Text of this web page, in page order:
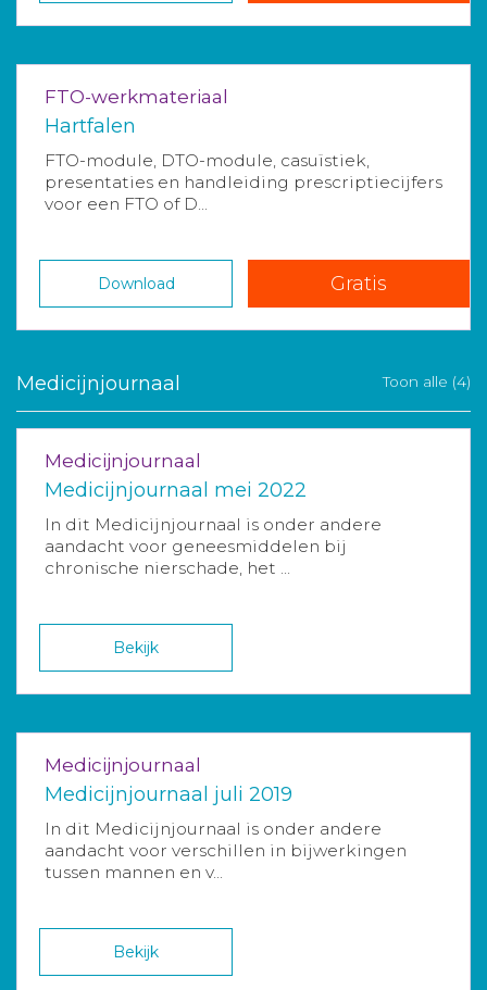
FTO-werkmateriaal
Hartfalen
FTO-module, DTO-module, casuïstiek,
presentaties en handleiding prescriptiecijfers
voor een FTO of D...
Download Gratis
Medicijnjournaal Toon alle (4)
Medicijnjournaal
Medicijnjournaal mei 2022
In dit Medicijnjournaal is onder andere
aandacht voor geneesmiddelen bij
chronische nierschade, het ...
Bekijk
Medicijnjournaal
Medicijnjournaal juli 2019
In dit Medicijnjournaal is onder andere
aandacht voor verschillen in bijwerkingen
tussen mannen en v...
Bekijk